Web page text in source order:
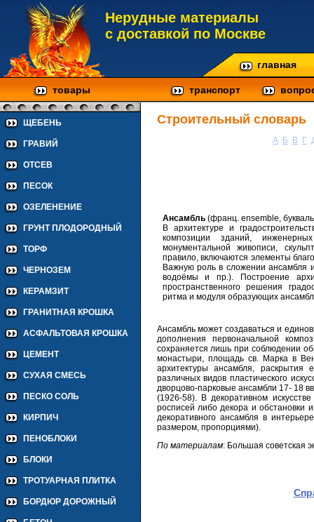
Нерудные материалы
с доставкой по Москве
главная
товары транспорт
ЩЕБЕНЬ
ГРАВИЙ
ОТСЕВ
ПЕСОК
ОЗЕЛЕНЕНИЕ
ГРУНТ ПЛОДОРОДНЫЙ
ТОРФ
ЧЕРНОЗЕМ
КЕРАМЗИТ
ГРАНИТНАЯ КРОШКА
АСФАЛЬТОВАЯ КРОШКА
ЦЕМЕНТ
СУХАЯ СМЕСЬ
ПЕСКО СОЛЬ
КИРПИЧ
ПЕНОБЛОКИ
БЛОКИ
ТРОТУАРНАЯ ПЛИТКА
БОРДЮР ДОРОЖНЫЙ
Строительный словарь
А Б В Г
Ансамбль(франц. ensemble,
В архитектуре и
композиции зданий,
монументальной живописи,
правило, включаются элементы
Важную роль в сложении ансамбля
водоёмы и пр.). Построение
пространственного решения
ритма и модуля образующих
Ансамбль может создаваться и
дополнения первоначальной
сохраняется лишь при соблюдении
монастыри, площадь св. Марка в
архитектуры ансамбля, раскрытия
различных видов пластического
дворцово-парковые ансамбли 17- 18
(1926-58). В декоративном
росписей либо декора и обстановки
декоративного ансамбля в
размером, пропорциями).
По материалам: Большая советская